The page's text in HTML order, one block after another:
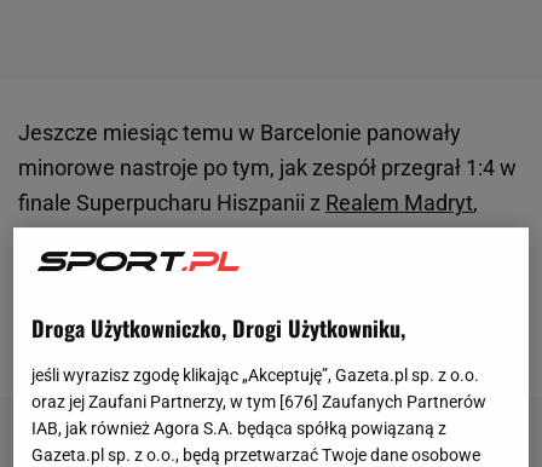
Jeszcze miesiąc temu w Barcelonie panowały
minorowe nastroje po tym, jak zespół przegrał 1:4 w
finale Superpucharu Hiszpanii z Realem Madryt,
oraz poniósł klęskę 3:5 u siebie w
że odejdzie z klubu po zakończeniu rozgrywek.
Droga Użytkowniczko, Drogi Użytkowniku,
jeśli wyrazisz zgodę klikając „Akceptuję”, Gazeta.pl sp. z o.o.
oraz jej Zaufani Partnerzy, w tym [676] Zaufanych Partnerów
IAB, jak również Agora S.A. będąca spółką powiązaną z
Gazeta.pl sp. z o.o., będą przetwarzać Twoje dane osobowe